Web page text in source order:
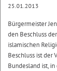
25.01.2013
Bürgermeister
den Beschluss
islamischen
Beschluss ist der
Bundesland ist,